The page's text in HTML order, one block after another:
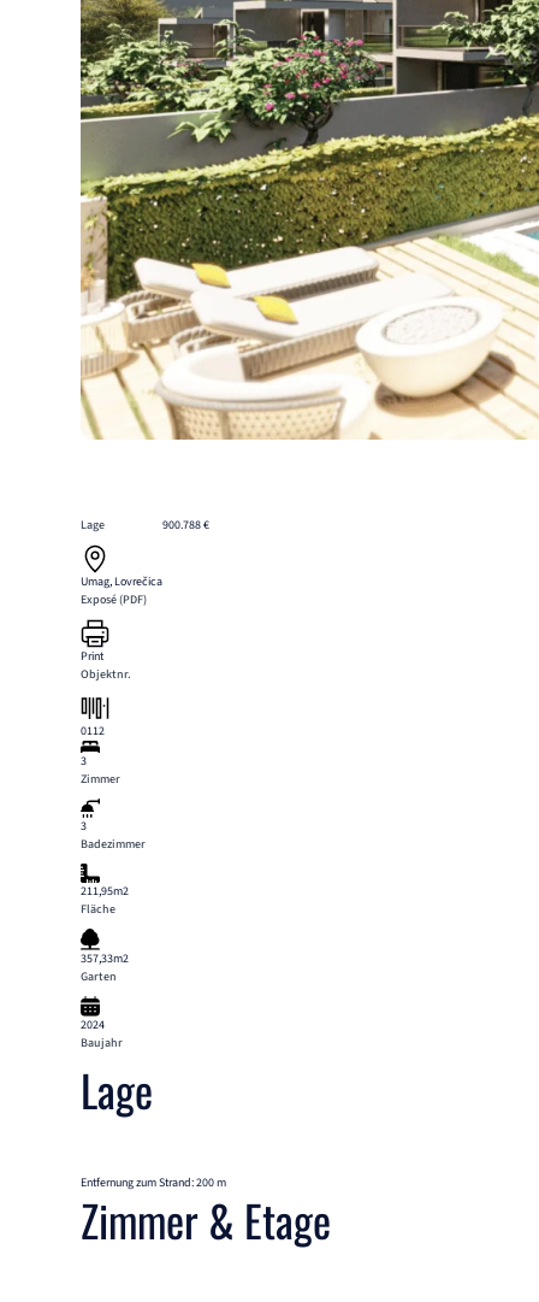
Lage
Umag, Lovrečica
Exposé (PDF)
Print
Objektnr.
0112
900.788 €
3
Zimmer
3
Badezimmer
211,95m2
Fläche
357,33m2
Garten
2024
Baujahr
Lage
Entfernung zum Strand: 200 m
Zimmer & Etage